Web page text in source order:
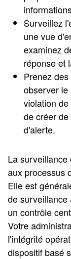
Surveillez
une vue
examinez
réponse et
Prenez
observer le
violation
de créer
d'alerte.
La
aux processus
Elle est
de surveillance
un contrôle
Votre
l'intégrité
dispositif basé